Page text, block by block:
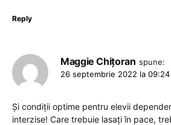
Reply
Maggie Chițoran spune:
26 septembrie 2022 la 09:24
Și condiții optime pentru elevii
interzise! Care trebuie lasați în pace,